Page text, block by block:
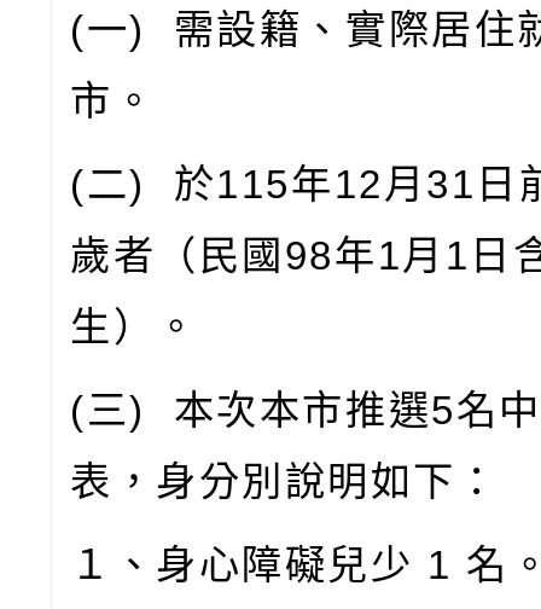
(一) 需設籍、實際居住
市。
(二) 於115年12月 31 日
歲者（民國 98年1月 1 日
生）。
(三) 本次本市推選5名
表，身分別說明如下：
１、身心障礙兒少 1 名